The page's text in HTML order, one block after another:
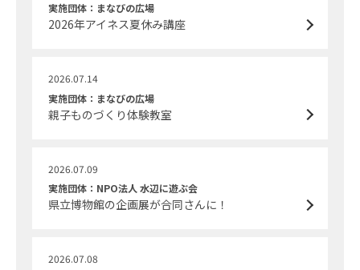
実施団体：まなびの広場
2026年アイネス夏休み講座
2026.07.14
実施団体：まなびの広場
親子ものづくり体験教室
2026.07.09
実施団体：NPO法人 水辺に遊ぶ会
県立博物館の企画展が合同さんに！
2026.07.08